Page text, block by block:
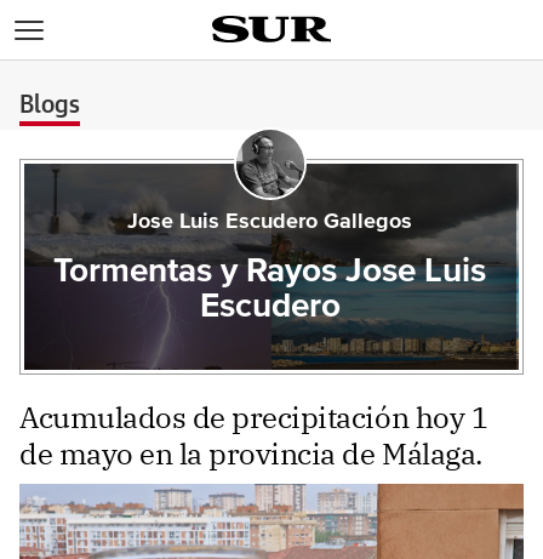
Blogs
Jose Luis Escudero Gallegos
Tormentas y Rayos Jose Luis
Escudero
Acumulados de precipitación hoy 1
de mayo en la provincia de Málaga.